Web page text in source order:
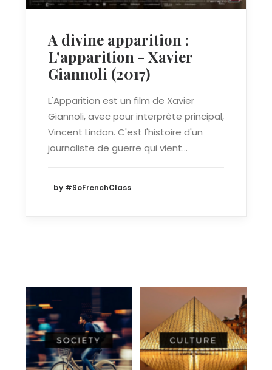
A divine apparition :
L'apparition - Xavier
Giannoli (2017)
L'Apparition est un film de Xavier
Giannoli, avec pour interprète principal,
Vincent Lindon. C'est l'histoire d'un
journaliste de guerre qui vient…
by #SoFrenchClass